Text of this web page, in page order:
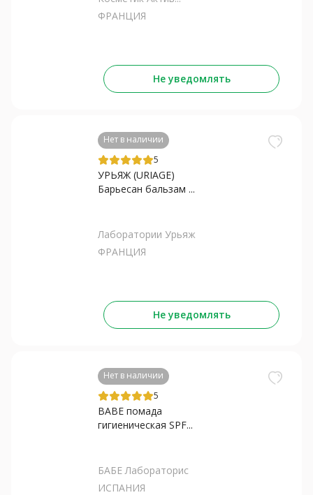
ФРАНЦИЯ
Не уведомлять
Нет в наличии
5
УРЬЯЖ (URIAGE)
Барьесан бальзам ...
Лаборатории Урьяж
ФРАНЦИЯ
Не уведомлять
Нет в наличии
5
BABE помада
гигиеническая SPF...
БАБЕ Лабораторис
ИСПАНИЯ